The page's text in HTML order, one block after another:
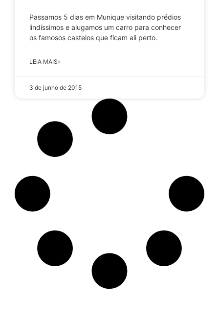
Passamos 5 dias em Munique visitando prédios
lindíssimos e alugamos um carro para conhecer
os famosos castelos que ficam ali perto.
LEIA MAIS»
3 de junho de 2015